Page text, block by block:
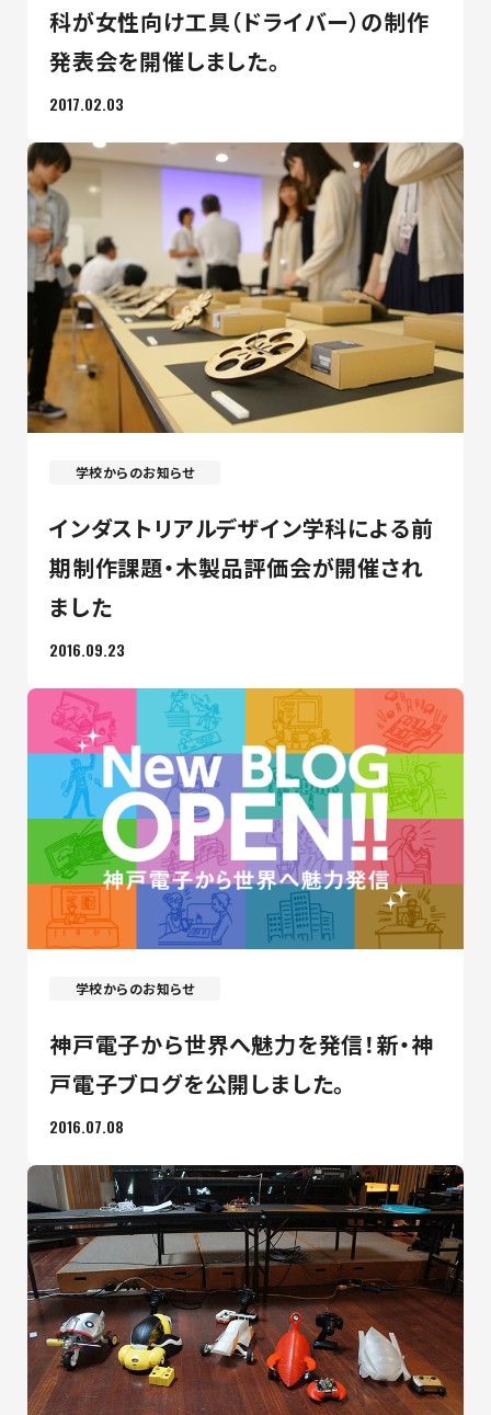
科が女性向け工具（ドライバー）の制作
発表会を開催しました。
2017.02.03
学校からのお知らせ
インダストリアルデザイン学科による前
期制作課題・木製品評価会が開催され
ました
2016.09.23
学校からのお知らせ
神戸電子から世界へ魅力を発信！新・神
戸電子ブログを公開しました。
2016.07.08